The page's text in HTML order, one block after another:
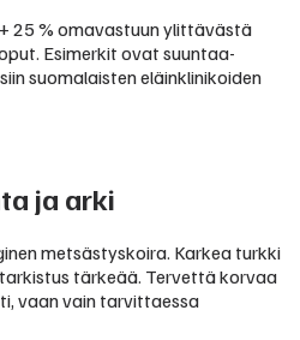
25 % omavastuun ylittävästä
Esimerkit ovat suuntaa-
suomalaisten eläinklinikoiden
ja arki
metsästyskoira. Karkea turkki
tärkeää. Tervettä korvaa
vaan vain tarvittaessa